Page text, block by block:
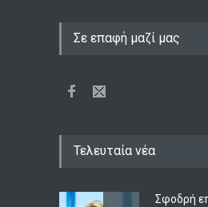
Σε επαφή μαζί μας
Τελευταία νέα
Σφοδρή